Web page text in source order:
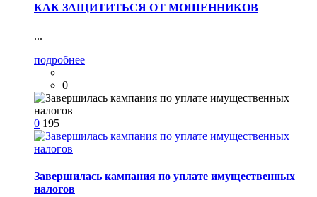
КАК ЗАЩИТИТЬСЯ ОТ МОШЕННИКОВ
...
подробнее
0
0 195
Завершилась кампания по уплате имущественных
налогов